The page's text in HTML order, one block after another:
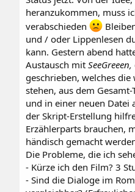
heranzukommen, muss
verabschieden
und / oder Lippenlesen
kann. Gestern abend
Austausch mitSeeGreeen,
geschrieben, welches
stehen, aus dem
und in einer neuen Datei
der Skript-Erstellung
Erzählerparts brauchen,
händisch gemacht
Die Probleme, die ich
- Kürze ich den Film? 3
- Sind die Dialoge im